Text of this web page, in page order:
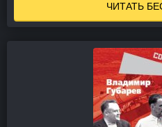
ЧИТАТЬ